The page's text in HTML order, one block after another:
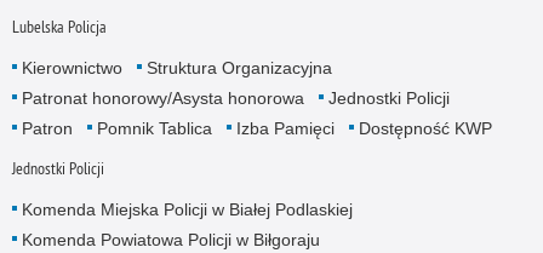
Lubelska Policja
Kierownictwo
Struktura Organizacyjna
Patronat honorowy/Asysta honorowa
Jednostki Policji
Patron
Pomnik Tablica Izba Pamięci Dostępność KWP
Jednostki Policji
Komenda Miejska Policji w Białej Podlaskiej
Komenda Powiatowa Policji w Biłgoraju